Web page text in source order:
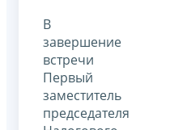
В
завершение
встречи
Первый
заместитель
председателя